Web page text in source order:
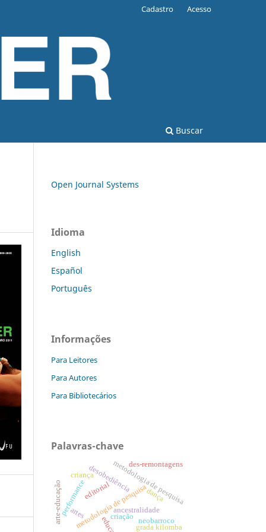
Buscar
Cadastro Acesso
Open Journal Systems
Idioma
English
Español
Português
Informações
Para Leitores
Para Autores
Para Bibliotecários
Palavras-chave
metodologia de pesquisa
metodologia de pesquisa
artes
dança
performance
ancestralidade
neobarroco
desobediência
editorial
des-remontagens
criação
criança
arte-educação
grada kilomba